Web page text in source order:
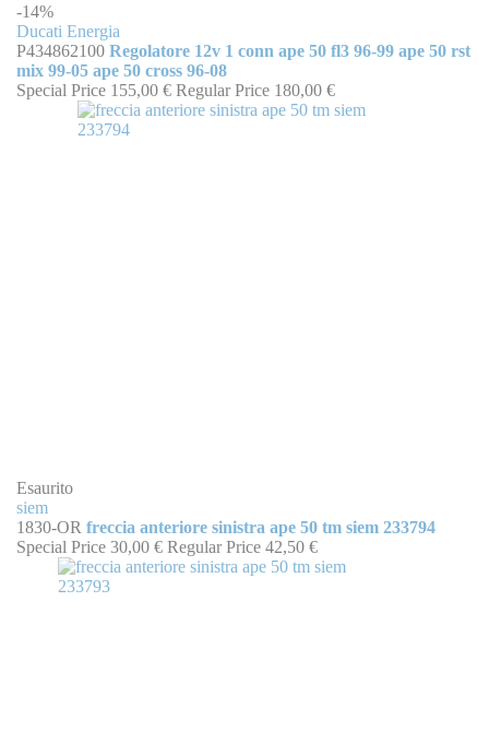
-14%
Ducati Energia
P434862100 Regolatore 12v 1 conn ape 50 fl3 96-99 ape 50 rst
mix 99-05 ape 50 cross 96-08
Special Price 155,00 € Regular Price 180,00 €
Esaurito
siem
1830-OR freccia anteriore sinistra ape 50 tm siem 233794
Special Price 30,00 € Regular Price 42,50 €